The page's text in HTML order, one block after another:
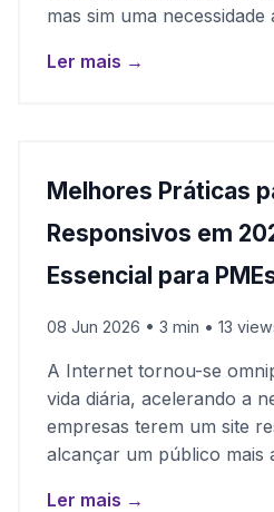
mas sim uma necessidade
Ler mais →
Melhores Práticas
Responsivos em
Essencial para
08 Jun 2026 • 3 min • 13
A Internet tornou-se
vida diária, acelerando a
empresas terem um site
alcançar um público mais
Ler mais →